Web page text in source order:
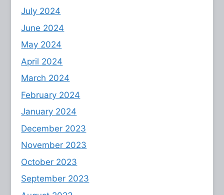
July 2024
June 2024
May 2024
April 2024
March 2024
February 2024
January 2024
December 2023
November 2023
October 2023
September 2023